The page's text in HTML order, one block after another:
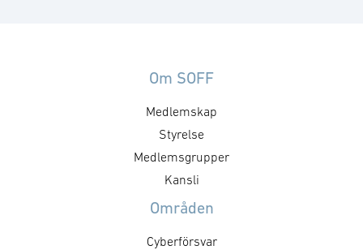
programmet i samband med
er som enbart vill delta i
mötesdelen finns möjlighet att
ansluta digitalt under den första
gruppens medlemmar, men vi …
Om SOFF
Medlemskap
Styrelse
Medlemsgrupper
Kansli
Områden
Cyberförsvar